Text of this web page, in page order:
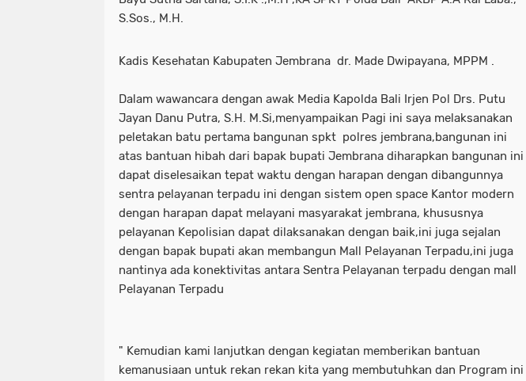
S.Sos., M.H.
Kadis Kesehatan Kabupaten Jembrana dr. Made Dwipayana, MPPM .
Dalam wawancara dengan awak Media Kapolda Bali Irjen Pol Drs. Putu
Jayan Danu Putra, S.H. M.Si,menyampaikan Pagi ini saya melaksanakan
peletakan batu pertama bangunan spkt polres jembrana,bangunan ini
atas bantuan hibah dari bapak bupati Jembrana diharapkan bangunan ini
dapat diselesaikan tepat waktu dengan harapan dengan dibangunnya
sentra pelayanan terpadu ini dengan sistem open space Kantor modern
dengan harapan dapat melayani masyarakat jembrana, khususnya
pelayanan Kepolisian dapat dilaksanakan dengan baik,ini juga sejalan
dengan bapak bupati akan membangun Mall Pelayanan Terpadu,ini juga
nantinya ada konektivitas antara Sentra Pelayanan terpadu dengan mall
Pelayanan Terpadu
" Kemudian kami lanjutkan dengan kegiatan memberikan bantuan
kemanusiaan untuk rekan rekan kita yang membutuhkan dan Program ini